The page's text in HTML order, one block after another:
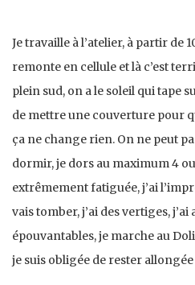
Je travaille à l’atelier, à partir de
remonte en cellule et là c’est
plein sud, on a le soleil qui tape
de mettre une couverture pour
ça ne change rien. On ne peut
dormir, je dors au maximum 4
extrêmement fatiguée, j’ai
vais tomber, j’ai des vertiges,
épouvantables, je marche au
je suis obligée de rester